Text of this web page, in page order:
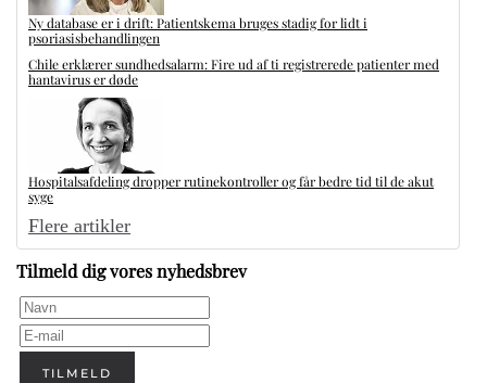
Ny database er i drift: Patientskema bruges stadig for lidt i
psoriasisbehandlingen
Chile erklærer sundhedsalarm: Fire ud af ti registrerede patienter med
hantavirus er døde
Hospitalsafdeling dropper rutinekontroller og får bedre tid til de akut
syge
Flere artikler
Tilmeld dig vores nyhedsbrev
TILMELD